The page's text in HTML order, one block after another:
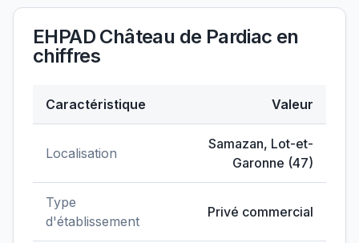
EHPAD Château de Pardiac en
chiffres
Caractéristique Valeur
Localisation
Samazan, Lot-et-
Garonne (47)
Type
d'établissement
Privé commercial